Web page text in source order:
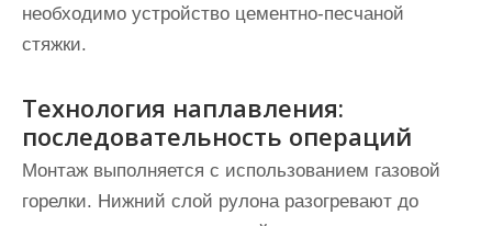
необходимо устройство цементно-песчаной
стяжки.
Технология наплавления:
последовательность операций
Монтаж выполняется с использованием газовой
горелки. Нижний слой рулона разогревают до